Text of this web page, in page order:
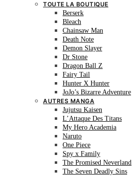
TOUTE LA BOUTIQUE
Berserk
Bleach
Chainsaw Man
Death Note
Demon Slayer
Dr Stone
Dragon Ball Z
Fairy Tail
Hunter X Hunter
JoJo’s Bizarre Adventure
AUTRES MANGA
Jujutsu Kaisen
L’Attaque Des Titans
My Hero Academia
Naruto
One Piece
Spy x Family
The Promised Neverland
The Seven Deadly Sins